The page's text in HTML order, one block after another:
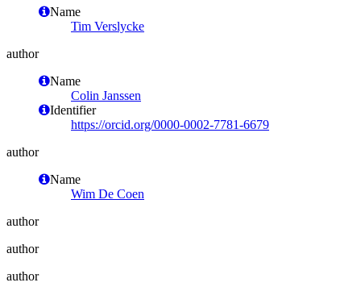
Name
Tim Verslycke
author
Name
Colin Janssen
Identifier
https://orcid.org/0000-0002-7781-6679
author
Name
Wim De Coen
author
author
author